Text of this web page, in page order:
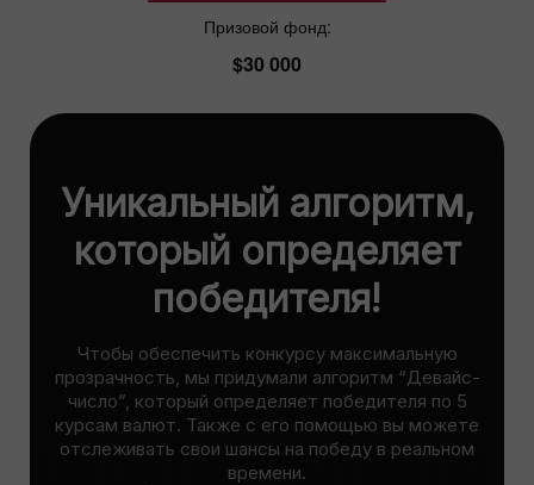
Призовой фонд:
$30 000
Уникальный алгоритм,
который определяет
победителя!
Чтобы обеспечить конкурсу максимальную
прозрачность, мы придумали алгоритм “Девайс-
число”, который определяет победителя по 5
курсам валют. Также с его помощью вы можете
отслеживать свои шансы на победу в реальном
времени.